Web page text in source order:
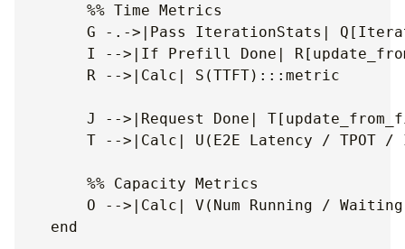
        %% Time Metrics
G -.->|Pass IterationStats|
I -->|If Prefill Done|
        R -->|Calc| S(TTFT):::metric
J -->|Request Done|
T -->|Calc| U(E2E Latency / TPOT /
        %% Capacity Metrics
O -->|Calc| V(Num Running /
    end